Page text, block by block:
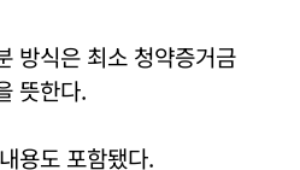
방식은 최소 청약증거금
뜻한다.
용도 포함됐다.